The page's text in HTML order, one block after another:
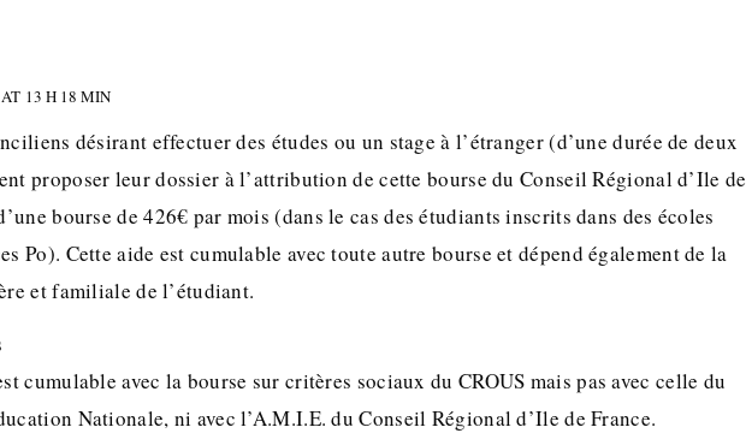
13 H 18 MIN
désirant effectuer des études ou un stage à l’étranger (d’une durée de deux
proposer leur dossier à l’attribution de cette bourse du Conseil Régional d’Ile de
bourse de 426€ par mois (dans le cas des étudiants inscrits dans des écoles
Po). Cette aide est cumulable avec toute autre bourse et dépend également de la
et familiale de l’étudiant.
cumulable avec la bourse sur critères sociaux du CROUS mais pas avec celle du
Nationale, ni avec l’A.M.I.E. du Conseil Régional d’Ile de France.